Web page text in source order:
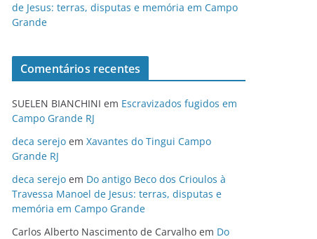
de Jesus: terras, disputas e memória em Campo
Grande
Comentários recentes
SUELEN BIANCHINI em Escravizados fugidos em
Campo Grande RJ
deca serejo em Xavantes do Tingui Campo
Grande RJ
deca serejo em Do antigo Beco dos Crioulos à
Travessa Manoel de Jesus: terras, disputas e
memória em Campo Grande
Carlos Alberto Nascimento de Carvalho em Do